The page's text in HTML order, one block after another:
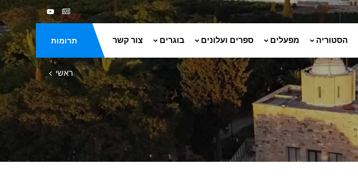
תרומות הסטוריה מפעלים ספרים ועלונים בוגרים צור קשר
ראשי